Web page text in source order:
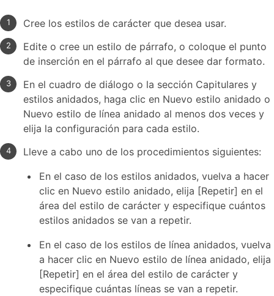
Cree los estilos de carácter que desea usar.
Edite o cree un estilo de párrafo, o coloque el punto
de inserción en el párrafo al que desee dar formato.
En el cuadro de diálogo o la sección Capitulares y
estilos anidados, haga clic en Nuevo estilo anidado o
Nuevo estilo de línea anidado al menos dos veces y
elija la configuración para cada estilo.
Lleve a cabo uno de los procedimientos siguientes:
En el caso de los estilos anidados, vuelva a hacer
clic en Nuevo estilo anidado, elija [Repetir] en el
área del estilo de carácter y especifique cuántos
estilos anidados se van a repetir.
En el caso de los estilos de línea anidados, vuelva
a hacer clic en Nuevo estilo de línea anidado, elija
[Repetir] en el área del estilo de carácter y
especifique cuántas líneas se van a repetir.